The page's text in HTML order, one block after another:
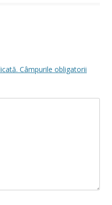
Câmpurile obligatorii